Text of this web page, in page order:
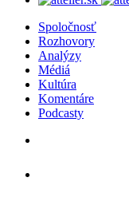
Spoločnosť
Rozhovory
Analýzy
Médiá
Kultúra
Komentáre
Podcasty